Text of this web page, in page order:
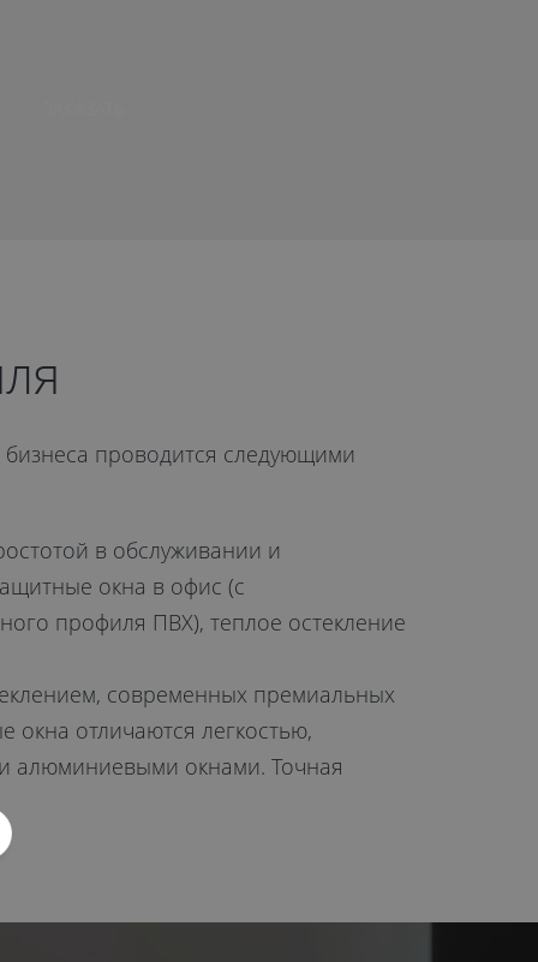
проводится следующими
в обслуживании и
окна в офис (с
профиля ПВХ), теплое остекление
современных премиальных
отличаются легкостью,
алюминиевыми окнами. Точная